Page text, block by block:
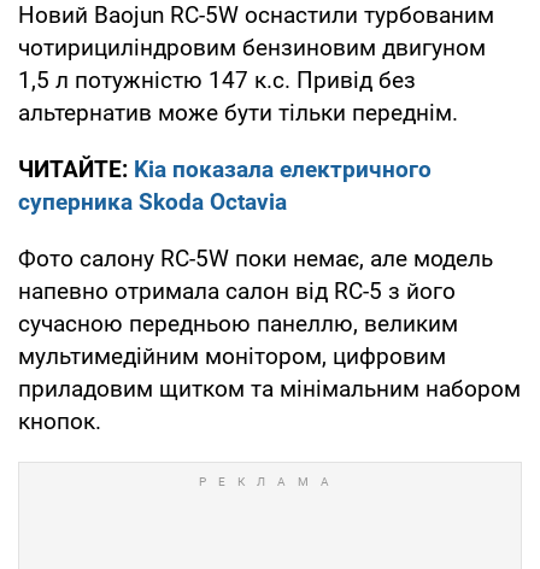
Новий Baojun RC-5W оснастили турбованим
чотирициліндровим бензиновим двигуном
1,5 л потужністю 147 к.с. Привід без
альтернатив може бути тільки переднім.
ЧИТАЙТЕ: Kia показала електричного
суперника Skoda Octavia
Фото салону RC-5W поки немає, але модель
напевно отримала салон від RC-5 з його
сучасною передньою панеллю, великим
мультимедійним монітором, цифровим
приладовим щитком та мінімальним набором
кнопок.